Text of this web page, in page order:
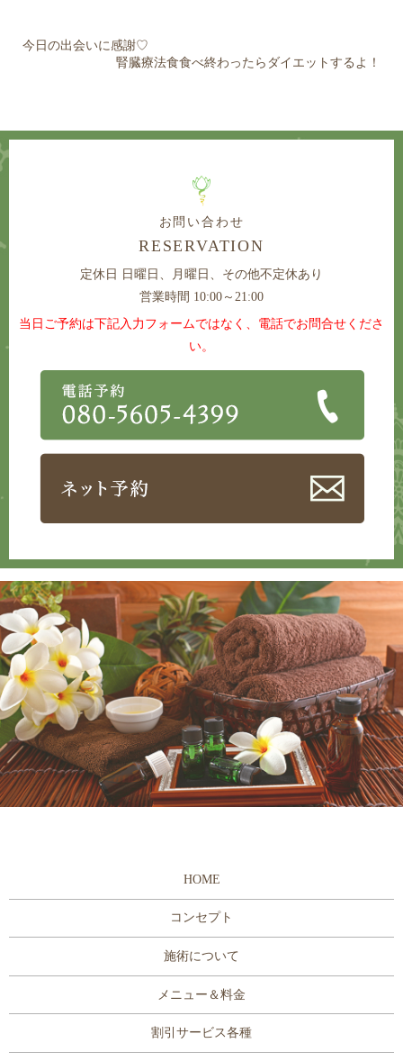
今日の出会いに感謝♡
腎臓療法食食べ終わったらダイエットするよ！
お問い合わせ
RESERVATION
定休日
日曜日、月曜日、その他不定休あり
営業時間 10:00～21:00
当日ご予約は下記入力フォームではなく、電話でお問合せくださ
い。
HOME
コンセプト
施術について
メニュー＆料金
割引サービス各種